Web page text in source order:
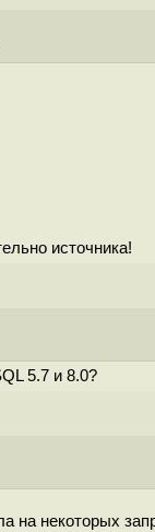
источника!
5.7 и 8.0?
на некоторых